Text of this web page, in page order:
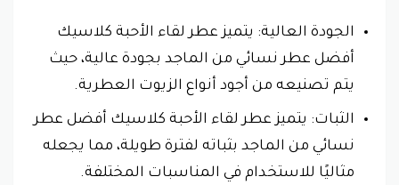
الجودة العالية: يتميز عطر لقاء الأحبة كلاسيك
أفضل عطر نسائي من الماجد بجودة عالية، حيث
يتم تصنيعه من أجود أنواع الزيوت العطرية.
الثبات: يتميز عطر لقاء الأحبة كلاسيك أفضل عطر
نسائي من الماجد بثباته لفترة طويلة، مما يجعله
مثاليًا للاستخدام في المناسبات المختلفة.